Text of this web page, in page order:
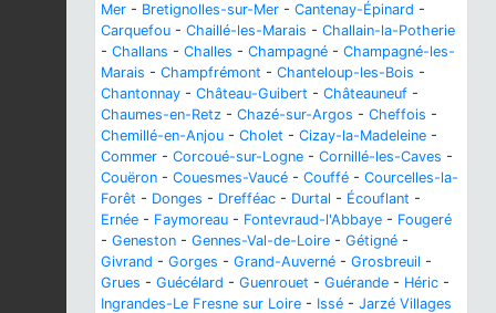
Mer - Bretignolles-sur-Mer - Cantenay-Épinard -
Carquefou - Chaillé-les-Marais - Challain-la-Potherie
- Challans - Challes - Champagné - Champagné-les-
Marais - Champfrémont - Chanteloup-les-Bois -
Chantonnay - Château-Guibert - Châteauneuf -
Chaumes-en-Retz - Chazé-sur-Argos - Cheffois -
Chemillé-en-Anjou - Cholet - Cizay-la-Madeleine -
Commer - Corcoué-sur-Logne - Cornillé-les-Caves -
Couëron - Couesmes-Vaucé - Couffé - Courcelles-la-
Forêt - Donges - Drefféac - Durtal - Écouflant -
Ernée - Faymoreau - Fontevraud-l'Abbaye - Fougeré
- Geneston - Gennes-Val-de-Loire - Gétigné -
Givrand - Gorges - Grand-Auverné - Grosbreuil -
Grues - Guécélard - Guenrouet - Guérande - Héric -
Ingrandes-Le Fresne sur Loire - Issé - Jarzé Villages